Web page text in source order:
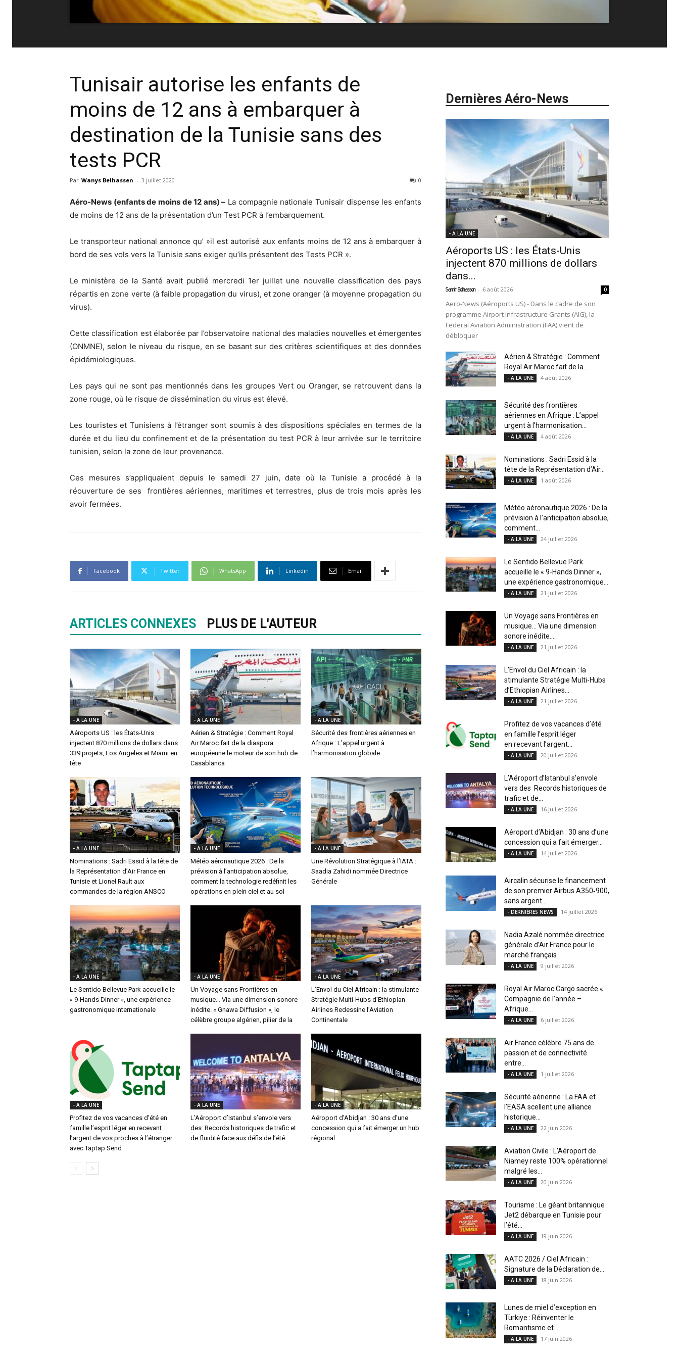
Tunisair autorise les enfants de
moins de 12 ans à embarquer à
destination de la Tunisie sans des
tests PCR
Par Wanys Belhassen - 3 juillet 2020 0
Aéro-News (enfants de moins de 12 ans) – La compagnie nationale Tunisair dispense les enfants
de moins de 12 ans de la présentation d’un Test PCR à l’embarquement.
Le transporteur national annonce qu’ »il est autorisé aux enfants moins de 12 ans à embarquer à
bord de ses vols vers la Tunisie sans exiger qu’ils présentent des Tests PCR ».
Le ministère de la Santé avait publié mercredi 1er juillet une nouvelle classification des pays
répartis en zone verte (à faible propagation du virus), et zone oranger (à moyenne propagation du
virus).
Cette classification est élaborée par l’observatoire national des maladies nouvelles et émergentes
(ONMNE), selon le niveau du risque, en se basant sur des critères scientifiques et des données
épidémiologiques.
Les pays qui ne sont pas mentionnés dans les groupes Vert ou Oranger, se retrouvent dans la
zone rouge, où le risque de dissémination du virus est élevé.
Les touristes et Tunisiens à l’étranger sont soumis à des dispositions spéciales en termes de la
durée et du lieu du confinement et de la présentation du test PCR à leur arrivée sur le territoire
tunisien, selon la zone de leur provenance.
Ces mesures s’appliquaient depuis le samedi 27 juin, date où la Tunisie a procédé à la
réouverture de ses frontières aériennes, maritimes et terrestres, plus de trois mois après les
avoir fermées.
Facebook Twitter WhatsApp Linkedin Email
ARTICLES CONNEXES PLUS DE L'AUTEUR
- A LA UNE
Aéroports US : les États-Unis
injectent 870 millions de dollars dans
339 projets, Los Angeles et Miami en
tête
- A LA UNE
Aérien & Stratégie : Comment Royal
Air Maroc fait de la diaspora
européenne le moteur de son hub de
Casablanca
- A LA UNE
Sécurité des frontières aériennes en
Afrique : L’appel urgent à
l’harmonisation globale
- A LA UNE
Nominations : Sadri Essid à la tête de
la Représentation d’Air France en
Tunisie et Lionel Rault aux
commandes de la région ANSCO
- A LA UNE
Météo aéronautique 2026 : De la
prévision à l’anticipation absolue,
comment la technologie redéfinit les
opérations en plein ciel et au sol
- A LA UNE
Une Révolution Stratégique à l’IATA :
Saadia Zahidi nommée Directrice
Générale
- A LA UNE
Le Sentido Bellevue Park accueille le
« 9-Hands Dinner », une expérience
gastronomique internationale
- A LA UNE
Un Voyage sans Frontières en
musique… Via une dimension sonore
inédite. « Gnawa Diffusion », le
célèbre groupe algérien, pilier de la
- A LA UNE
L’Envol du Ciel Africain : la stimulante
Stratégie Multi-Hubs d’Ethiopian
Airlines Redessine l’Aviation
Continentale
- A LA UNE
Profitez de vos vacances d’été en
famille l’esprit léger en recevant
l’argent de vos proches à l’étranger
avec Taptap Send
- A LA UNE
L’Aéroport d’Istanbul s’envole vers
des Records historiques de trafic et
de fluidité face aux défis de l’été
- A LA UNE
Aéroport d’Abidjan : 30 ans d’une
concession qui a fait émerger un hub
régional
Dernières Aéro-News
- A LA UNE
Aéroports US : les États-Unis
injectent 870 millions de dollars
dans...
Samir Belhassen - 6 août 2026 0
Aero-News (Aéroports US) - Dans le cadre de son
programme Airport Infrastructure Grants (AIG), la
Federal Aviation Administration (FAA) vient de
débloquer
Aérien & Stratégie : Comment
Royal Air Maroc fait de la...
- A LA UNE 4 août 2026
Sécurité des frontières
aériennes en Afrique : L’appel
urgent à l’harmonisation...
- A LA UNE 4 août 2026
Nominations : Sadri Essid à la
tête de la Représentation d’Air...
- A LA UNE 1 août 2026
Météo aéronautique 2026 : De la
prévision à l’anticipation absolue,
comment...
- A LA UNE 24 juillet 2026
Le Sentido Bellevue Park
accueille le « 9-Hands Dinner »,
une expérience gastronomique...
- A LA UNE 21 juillet 2026
Un Voyage sans Frontières en
musique… Via une dimension
sonore inédite....
- A LA UNE 21 juillet 2026
L’Envol du Ciel Africain : la
stimulante Stratégie Multi-Hubs
d’Ethiopian Airlines...
- A LA UNE 21 juillet 2026
Profitez de vos vacances d’été
en famille l’esprit léger
en recevant l’argent...
- A LA UNE 20 juillet 2026
L’Aéroport d’Istanbul s’envole
vers des Records historiques de
trafic et de...
- A LA UNE 16 juillet 2026
Aéroport d’Abidjan : 30 ans d’une
concession qui a fait émerger...
- A LA UNE 14 juillet 2026
Aircalin sécurise le financement
de son premier Airbus A350‑900,
sans argent...
- DERNIÈRES NEWS 14 juillet 2026
Nadia Azalé nommée directrice
générale d’Air France pour le
marché français
- A LA UNE 9 juillet 2026
Royal Air Maroc Cargo sacrée «
Compagnie de l’année –
Afrique...
- A LA UNE 6 juillet 2026
Air France célèbre 75 ans de
passion et de connectivité
entre...
- A LA UNE 1 juillet 2026
Sécurité aérienne : La FAA et
l’EASA scellent une alliance
historique...
- A LA UNE 22 juin 2026
Aviation Civile : L’Aéroport de
Niamey reste 100% opérationnel
malgré les...
- A LA UNE 20 juin 2026
Tourisme : Le géant britannique
Jet2 débarque en Tunisie pour
l’été...
- A LA UNE 19 juin 2026
AATC 2026 / Ciel Africain :
Signature de la Déclaration de...
- A LA UNE 18 juin 2026
Lunes de miel d’exception en
Türkiye : Réinventer le
Romantisme et...
- A LA UNE 17 juin 2026